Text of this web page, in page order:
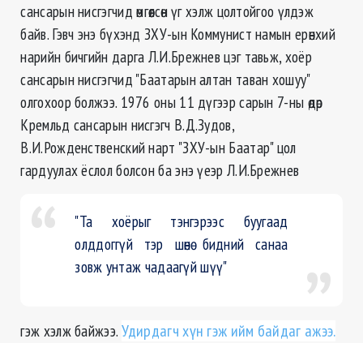
сансарын нисгэгчид өмгөөлсөн үг хэлж цолтойгоо үлдэж
байв. Гэвч энэ бүхэнд ЗХУ-ын Коммунист намын ерөнхий
нарийн бичгийн дарга Л.И.Брежнев цэг тавьж, хоёр
сансарын нисгэгчид "Баатарын алтан таван хошуу"
олгохоор болжээ. 1976 оны 11 дүгээр сарын 7-ны өдөр
Кремльд сансарын нисгэгч В.Д.Зудов,
В.И.Рожденственский нарт "ЗХУ-ын Баатар" цол
гардуулах ёслол болсон ба энэ үеэр Л.И.Брежнев
"Та хоёрыг тэнгэрээс буугаад
олддоггүй тэр шөнө бидний санаа
зовж унтаж чадаагүй шүү"
гэж хэлж байжээ. Удирдагч хүн гэж ийм байдаг ажээ.